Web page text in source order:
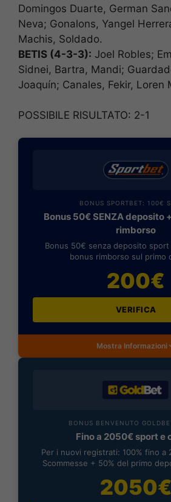
Domingos Duarte, German
Neva; Gonalons, Yangel
Machis, Soldado.
BETIS (4-3-3): Joel Robles;
Sidnei, Bartra, Mandi;
Joaquín; Canales, Fekir, Loren
POSSIBILE RISULTATO: 2-1
BONUS SPORTBET: 100€
Bonus 50€ SENZA deposito
rimborso
Bonus 50€ senza deposito
bonus rimborso sul primo
200€
VERIFICA
Mostra Informazioni
BONUS BENVENUTO
Fino a 2050€ sport e
Per i nuovi registrati: 100% fino a
Scommesse + 50% del primo
2050€